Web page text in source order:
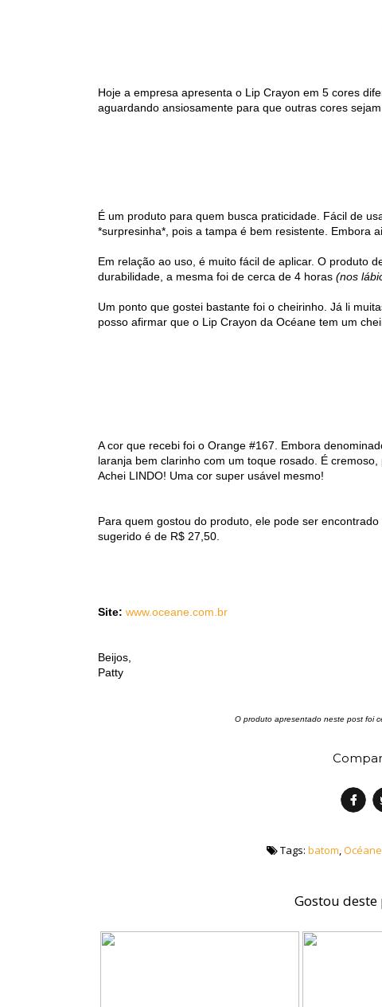
Hoje a empresa apresenta o Lip Crayon em 5 cores
aguardando ansiosamente para que outras cores
É um produto para quem busca praticidade. Fácil de
*surpresinha*, pois a tampa é bem resistente. Embora
Em relação ao uso, é muito fácil de aplicar. O produto
durabilidade, a mesma foi de cerca de 4 horas (nos
Um ponto que gostei bastante foi o cheirinho. Já li
posso afirmar que o Lip Crayon da Océane tem um
A cor que recebi foi o Orange #167. Embora
laranja bem clarinho com um toque rosado. É
Achei LINDO! Uma cor super usável mesmo!
Para quem gostou do produto, ele pode ser
sugerido é de R$ 27,50.
Site: www.oceane.com.br
Beijos,
Patty
O produto apresentado neste post foi
Tags: batom,Océane
Gostou